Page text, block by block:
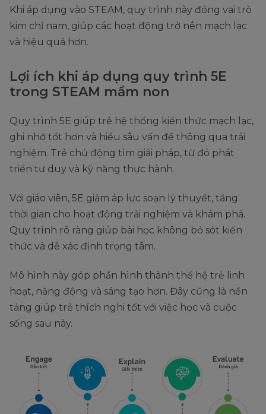
Khi áp dụng vào STEAM, quy trình này đóng vai trò
kim chỉ nam, giúp các hoạt động trở nên mạch lạc
và hiệu quả hơn.
Lợi ích khi áp dụng quy trình 5E
trong STEAM mầm non
Quy trình 5E giúp trẻ hệ thống kiến thức mạch lạc,
ghi nhớ tốt hơn và hiểu sâu vấn đề thông qua trải
nghiệm. Trẻ chủ động tìm giải pháp, từ đó phát
triển tư duy và kỹ năng thực hành.
Với giáo viên, 5E giảm áp lực soạn lý thuyết, tăng
thời gian cho hoạt động trải nghiệm và khám phá.
Quy trình rõ ràng giúp bài học không bỏ sót kiến
thức và dễ xác định trọng tâm.
Mô hình này góp phần hình thành thế hệ trẻ linh
hoạt, năng động và sáng tạo hơn. Đây cũng là nền
tảng giúp trẻ thích nghi tốt với việc học và cuộc
sống sau này.